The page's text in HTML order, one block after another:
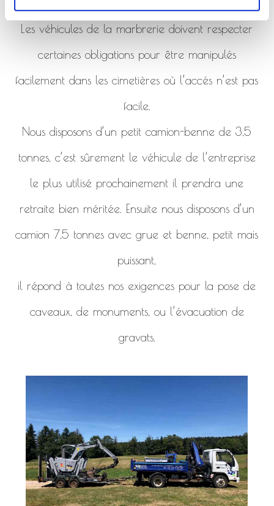
Les véhicules de la marbrerie doivent respecter
certaines obligations pour être manipulés
facilement dans les cimetières où l’accés n’est pas
facile.
Nous disposons d’un petit camion-benne de 3,5
tonnes, c’est sûrement le véhicule de l’entreprise
le plus utilisé prochainement il prendra une
retraite bien méritée. Ensuite nous disposons d’un
camion 7,5 tonnes avec grue et benne, petit mais
puissant,
il répond à toutes nos exigences pour la pose de
caveaux, de monuments, ou l’évacuation de
gravats.